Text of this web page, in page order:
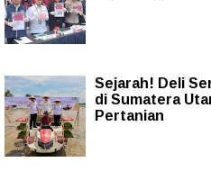
Sejarah! Deli
di Sumatera
Pertanian